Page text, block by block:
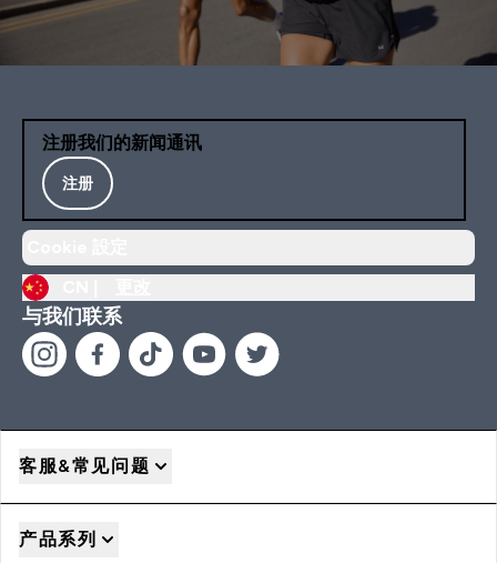
注册我们的新闻通讯
注册
与我们联系
客服&常见问题
产品系列